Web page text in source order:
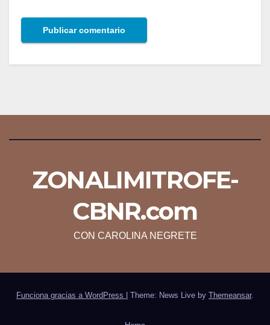
ZONALIMITROFE-
CBNR.com
CON CAROLINA NEGRETE
Funciona gracias a WordPress Theme: News Live by Themeansar.